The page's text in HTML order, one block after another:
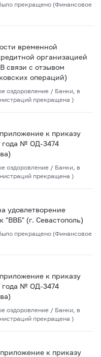
прекращено (Финансовое
временной
организацией
связи с отзывом
операций)
оздоровление / Банки, в
прекращена )
к приказу
года № ОД-3474
оздоровление / Банки, в
прекращена )
удовлетворение
"ВВБ" (г. Севастополь)
прекращено (Финансовое
к приказу
года № ОД-3474
оздоровление / Банки, в
прекращена )
к приказу